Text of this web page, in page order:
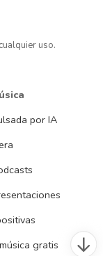
uso.
por IA
gratis